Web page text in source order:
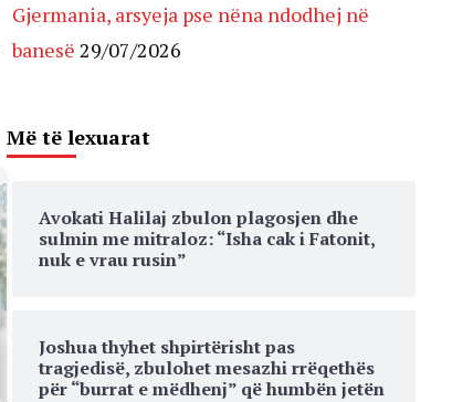
Gjermania, arsyeja pse nëna ndodhej në
banesë 29/07/2026
Më të lexuarat
Avokati Halilaj zbulon plagosjen dhe
sulmin me mitraloz: “Isha cak i Fatonit,
nuk e vrau rusin”
Joshua thyhet shpirtërisht pas
tragjedisë, zbulohet mesazhi rrëqethës
për “burrat e mëdhenj” që humbën jetën